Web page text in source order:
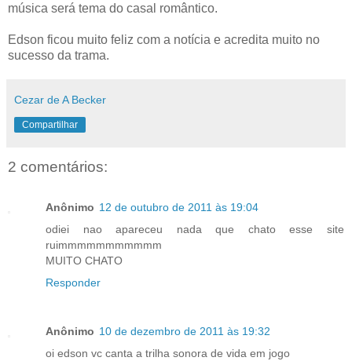
música será tema do casal romântico.
Edson ficou muito feliz com a notícia e acredita muito no
sucesso da trama.
Cezar de A Becker
Compartilhar
2 comentários:
Anônimo 12 de outubro de 2011 às 19:04
odiei nao apareceu nada que chato esse site
ruimmmmmmmmmmm
MUITO CHATO
Responder
Anônimo 10 de dezembro de 2011 às 19:32
oi edson vc canta a trilha sonora de vida em jogo